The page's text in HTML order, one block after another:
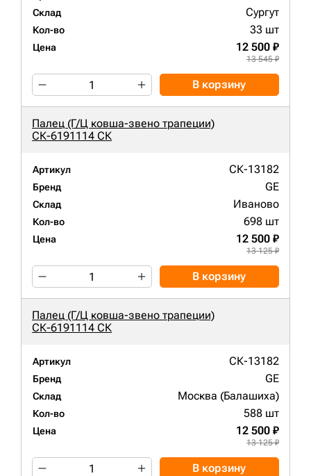
Склад Сургут
Кол-во 33 шт
Цена 12 500 ₽
13 545 ₽
В корзину
Палец (Г/Ц ковша-звено трапеции)
СК-6191114 СК
Артикул СК-13182
Бренд GE
Склад Иваново
Кол-во 698 шт
Цена 12 500 ₽
13 125 ₽
В корзину
Палец (Г/Ц ковша-звено трапеции)
СК-6191114 СК
Артикул СК-13182
Бренд GE
Склад Москва (Балашиха)
Кол-во 588 шт
Цена 12 500 ₽
13 125 ₽
В корзину